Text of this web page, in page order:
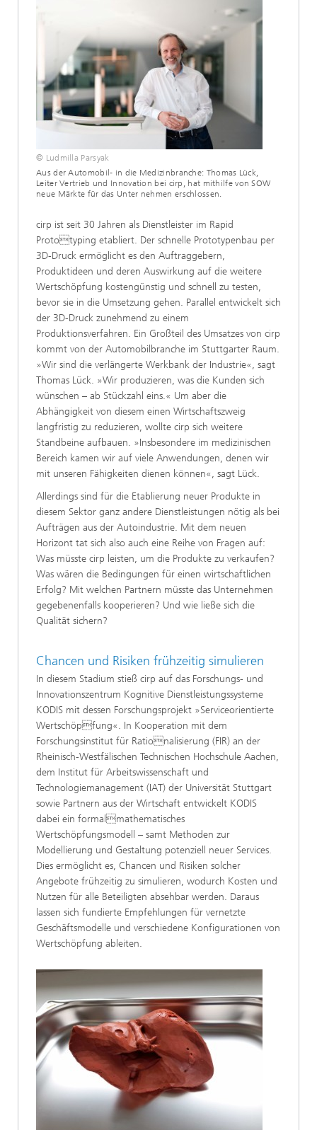
© Ludmilla Parsyak
Aus der Automobil- in die Medizinbranche: Thomas Lück,
Leiter Vertrieb und Innovation bei cirp, hat mithilfe von SOW
neue Märkte für das Unter nehmen erschlossen.
cirp ist seit 30 Jahren als Dienstleister im Rapid
Prototyping etabliert. Der schnelle Prototypenbau per
3D-Druck ermöglicht es den Auftraggebern,
Produktideen und deren Auswirkung auf die weitere
Wertschöpfung kostengünstig und schnell zu testen,
bevor sie in die Umsetzung gehen. Parallel entwickelt sich
der 3D-Druck zunehmend zu einem
Produktionsverfahren. Ein Großteil des Umsatzes von cirp
kommt von der Automobilbranche im Stuttgarter Raum.
»Wir sind die verlängerte Werkbank der Industrie«, sagt
Thomas Lück. »Wir produzieren, was die Kunden sich
wünschen – ab Stückzahl eins.« Um aber die
Abhängigkeit von diesem einen Wirtschaftszweig
langfristig zu reduzieren, wollte cirp sich weitere
Standbeine aufbauen. »Insbesondere im medizinischen
Bereich kamen wir auf viele Anwendungen, denen wir
mit unseren Fähigkeiten dienen können«, sagt Lück.
Allerdings sind für die Etablierung neuer Produkte in
diesem Sektor ganz andere Dienstleistungen nötig als bei
Aufträgen aus der Autoindustrie. Mit dem neuen
Horizont tat sich also auch eine Reihe von Fragen auf:
Was müsste cirp leisten, um die Produkte zu verkaufen?
Was wären die Bedingungen für einen wirtschaftlichen
Erfolg? Mit welchen Partnern müsste das Unternehmen
gegebenenfalls kooperieren? Und wie ließe sich die
Qualität sichern?
Chancen und Risiken frühzeitig simulieren
In diesem Stadium stieß cirp auf das Forschungs- und
Innovationszentrum Kognitive Dienstleistungssysteme
KODIS mit dessen Forschungsprojekt »Serviceorientierte
Wertschöpfung«. In Kooperation mit dem
Forschungsinstitut für Rationalisierung (FIR) an der
Rheinisch-Westfälischen Technischen Hochschule Aachen,
dem Institut für Arbeitswissenschaft und
Technologiemanagement (IAT) der Universität Stuttgart
sowie Partnern aus der Wirtschaft entwickelt KODIS
dabei ein formalmathematisches
Wertschöpfungsmodell – samt Methoden zur
Modellierung und Gestaltung potenziell neuer Services.
Dies ermöglicht es, Chancen und Risiken solcher
Angebote frühzeitig zu simulieren, wodurch Kosten und
Nutzen für alle Beteiligten absehbar werden. Daraus
lassen sich fundierte Empfehlungen für vernetzte
Geschäftsmodelle und verschiedene Konfigurationen von
Wertschöpfung ableiten.